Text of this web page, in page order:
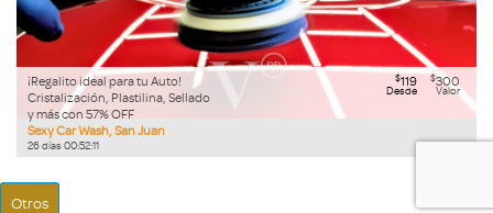
¡Regalito ideal para tu Auto!
Cristalización, Plastilina, Sellado
y más con 57% OFF
Sexy Car Wash, San Juan
26días 00:52:09
$119
Desde
$300
Valor
Otros